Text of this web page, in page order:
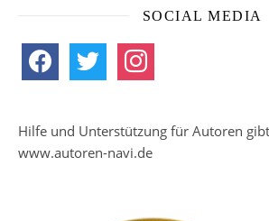
SOCIAL MEDIA
facebook twitter instagram
Hilfe und Unterstützung für Autoren
www.autoren-navi.de